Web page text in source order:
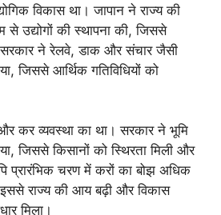
विकास था। जापान ने राज्य की
से उद्योगों की स्थापना की, जिससे
ने रेलवे, डाक और संचार जैसी
जिससे आर्थिक गतिविधियों को
और कर व्यवस्था का था। सरकार ने भूमि
जिससे किसानों को स्थिरता मिली और
प्रारंभिक चरण में करों का बोझ अधिक
इससे राज्य की आय बढ़ी और विकास
मिला।